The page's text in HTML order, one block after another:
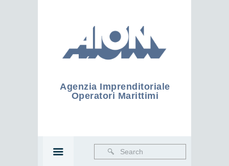
Agenzia Imprenditoriale
Operatori Marittimi